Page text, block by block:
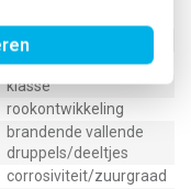
Blank
Nee
klasse
rookontwikkeling
brandende vallende
druppels/deeltjes
corrosiviteit/zuurgraad